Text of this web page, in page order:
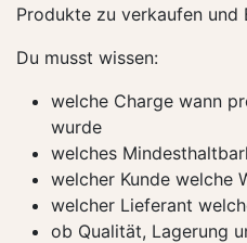
Produkte zu verkaufen und
Du musst wissen:
welche Charge wann
wurde
welches
welcher Kunde welche
welcher Lieferant
ob Qualität, Lagerung